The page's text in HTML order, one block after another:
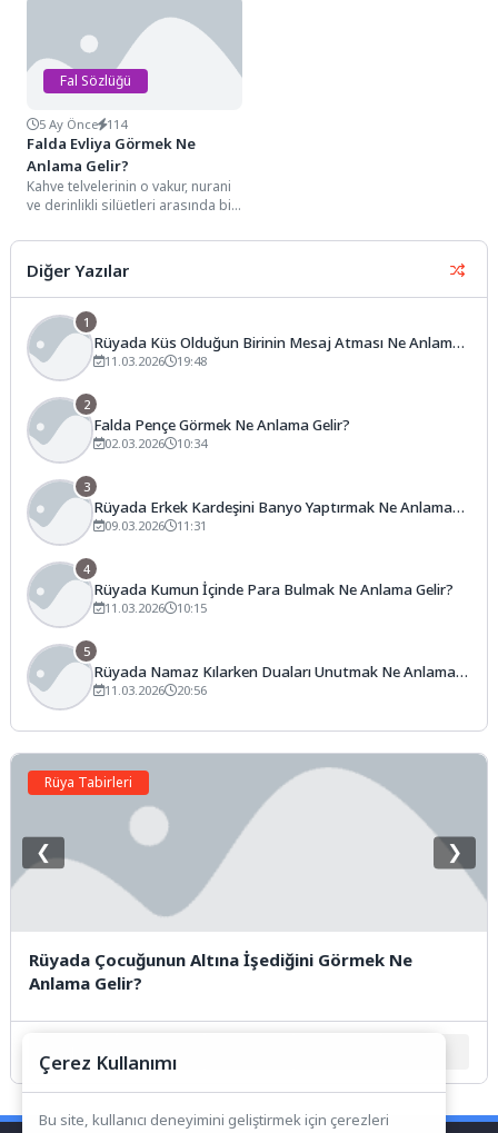
Fal Sözlüğü
5 Ay Önce 114
Falda Evliya Görmek Ne
Anlama Gelir?
Kahve telvelerinin o vakur, nurani
ve derinlikli silüetleri arasında bir
semboloji dünyasında...
Diğer Yazılar
1
Rüyada Küs Olduğun Birinin Mesaj Atması Ne Anlama
Gelir?
11.03.2026 19:48
2
Falda Pençe Görmek Ne Anlama Gelir?
02.03.2026 10:34
3
Rüyada Erkek Kardeşini Banyo Yaptırmak Ne Anlama
Gelir?
09.03.2026 11:31
4
Rüyada Kumun İçinde Para Bulmak Ne Anlama Gelir?
11.03.2026 10:15
5
Rüyada Namaz Kılarken Duaları Unutmak Ne Anlama
Gelir?
11.03.2026 20:56
Rüya Tabirleri
Rüyada Çocuğunun Altına İşediğini Görmek Ne
Anlama Gelir?
❮ ❯
Çerez Kullanımı
Bu site, kullanıcı deneyimini geliştirmek için çerezleri